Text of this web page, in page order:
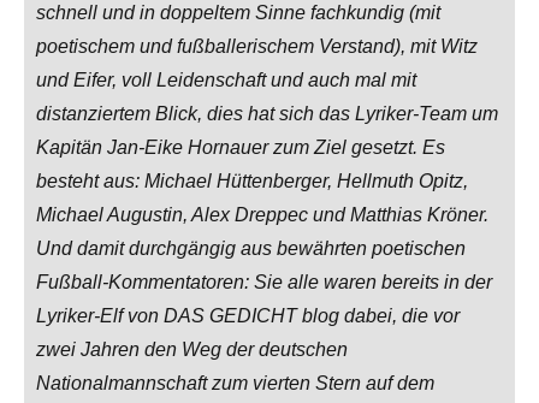
schnell und in doppeltem Sinne fachkundig (mit
poetischem und fußballerischem Verstand), mit Witz
und Eifer, voll Leidenschaft und auch mal mit
distanziertem Blick, dies hat sich das Lyriker-Team um
Kapitän Jan-Eike Hornauer zum Ziel gesetzt. Es
besteht aus: Michael Hüttenberger, Hellmuth Opitz,
Michael Augustin, Alex Dreppec und Matthias Kröner.
Und damit durchgängig aus bewährten poetischen
Fußball-Kommentatoren: Sie alle waren bereits in der
Lyriker-Elf von DAS GEDICHT blog dabei, die vor
zwei Jahren den Weg der deutschen
Nationalmannschaft zum vierten Stern auf dem